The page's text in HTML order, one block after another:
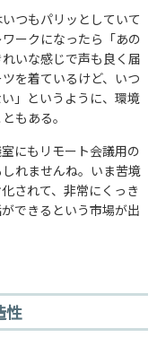
つもパリッとしていて
ークになったら「あの
いな感じで声も良く届
を着ているけど、いつ
」というように、環境
もある。
にもリモート会議用の
れませんね。いま苦境
されて、非常にくっき
できるという市場が出
性